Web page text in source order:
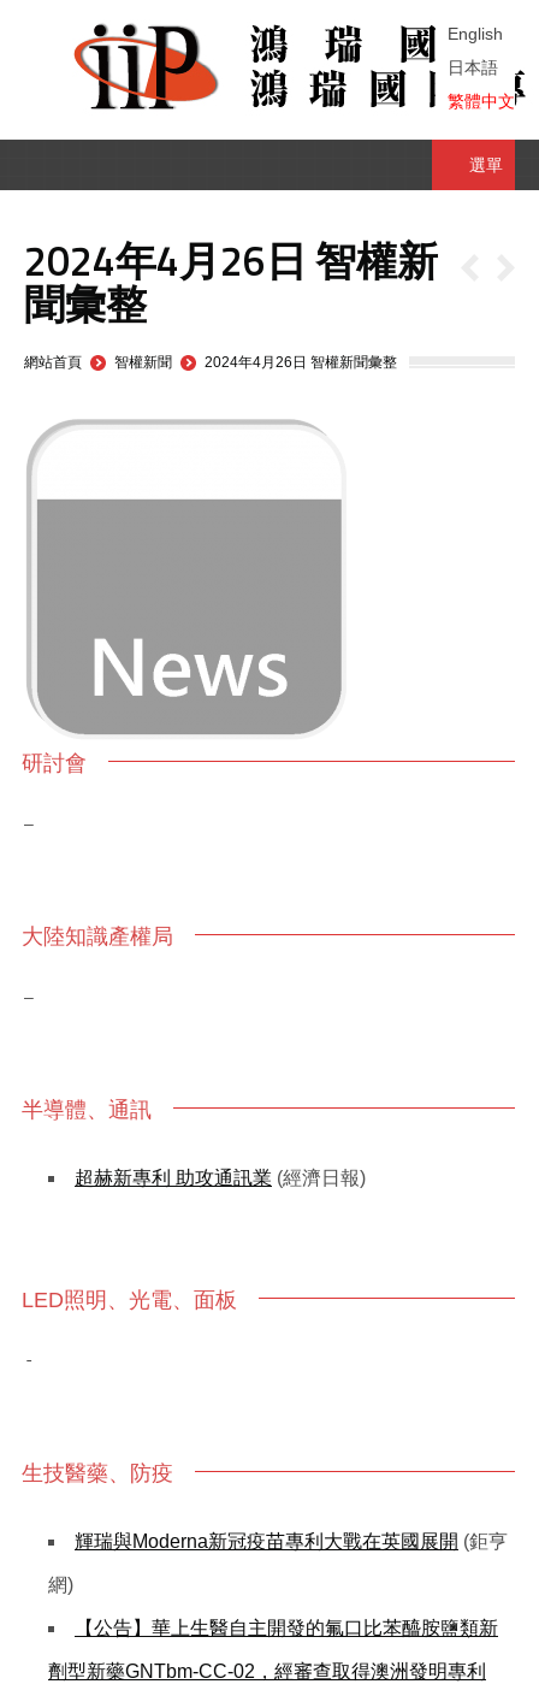
English
日本語
繁體中文
選單
2024年4月26日 智權新
聞彙整
You are here:
網站首頁 智權新聞 2024年4月26日 智權新聞彙整
研討會
–
大陸知識產權局
–
半導體、通訊
超赫新專利 助攻通訊業 (經濟日報)
LED照明、光電、面板
-
生技醫藥、防疫
輝瑞與Moderna新冠疫苗專利大戰在英國展開 (鉅亨
網)
【公告】華上生醫自主開發的氟口比苯醯胺鹽類新
劑型新藥GNTbm-CC-02，經審查取得澳洲發明專利